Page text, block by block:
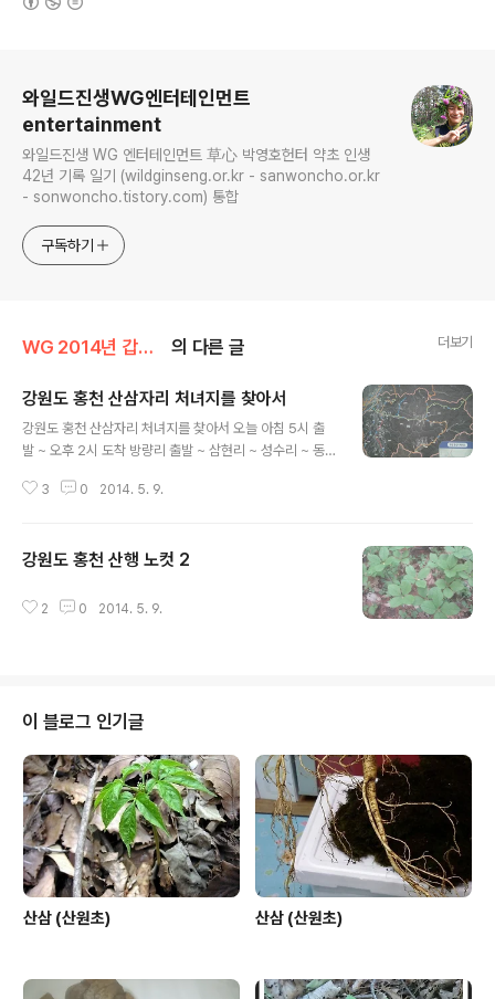
와일드진생WG엔터테인먼트
entertainment
와일드진생 WG 엔터테인먼트 草心 박영호헌터 약초 인생
42년 기록 일기 (wildginseng.or.kr - sanwoncho.or.kr
- sonwoncho.tistory.com) 통합
구독하기
WG 2014년 갑오년 기록 의 다른 글 더보기
강원도 홍천 산삼자리 처녀지를 찾아서
강원도 홍천 산삼자리 처녀지를 찾아서 오늘 아침 5시 출
발 ~ 오후 2시 도착 방량리 출발 ~ 삼현리 ~ 성수리 ~ 동
소요 될듯 ,^^ 강행군~ 발품의 대가 입니다. 심마니는 산삼
3 0 2014. 5. 9.
강원도 홍천 산행 노컷 2
2 0 2014. 5. 9.
이 블로그 인기글
산삼 (산원초) 산삼 (산원초)